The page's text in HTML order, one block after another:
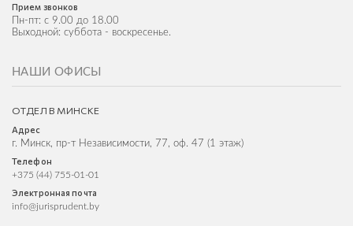
НАШИ ОФИСЫ
ОТДЕЛ В МИНСКЕ
Адрес
г. Минск, пр-т Независимости, 77, оф. 47 (1 этаж)
Телефон
+375 (44) 755-01-01
Электронная почта
info@jurisprudent.by
Прием звонков
Пн-пт: с 9.00 до 18.00
Выходной: суббота - воскресенье.